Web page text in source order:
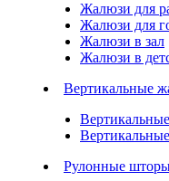
Жалюзи для
Жалюзи для
Жалюзи в зал
Жалюзи в
Вертикальные
Рулонные